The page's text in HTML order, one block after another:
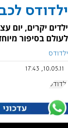
ילדודס
ילדים יקרים, יום
לעולם בסיפור
ילדודס
10.05.11, 17:43
ילדודס